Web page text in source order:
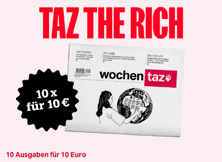
10 Ausgaben für 10 Euro